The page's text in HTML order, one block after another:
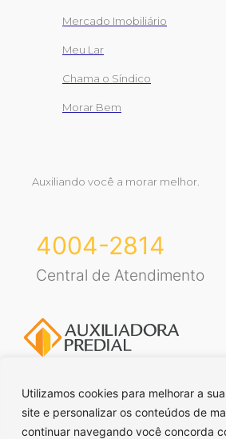
Utilizamos cookies para melhorar a
site e personalizar os conteúdos de
continuar navegando você concorda
Mercado Imobiliário
Meu Lar
Chama o Síndico
Morar Bem
Auxiliando você a morar melhor.
4004-2814
Central de Atendimento